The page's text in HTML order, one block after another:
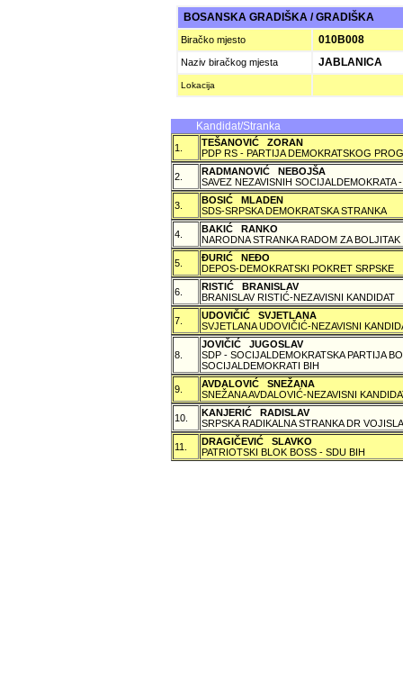
BOSANSKA GRADIŠKA / GRADIŠKA
Biračko mjesto 010B008
Naziv biračkog mjesta JABLANICA
Lokacija
Kandidat/Stranka
1.
TEŠANOVIĆ ZORAN
PDP RS - PARTIJA DEMOKRATSKOG
2.
RADMANOVIĆ NEBOJŠA
SAVEZ NEZAVISNIH SOCIJALDEMOKRATA
3.
BOSIĆ MLADEN
SDS-SRPSKA DEMOKRATSKA STRANKA
4.
BAKIĆ RANKO
NARODNA STRANKA RADOM ZA BOLJITAK
5.
ÐURIĆ NEÐO
DEPOS-DEMOKRATSKI POKRET SRPSKE
6.
RISTIĆ BRANISLAV
BRANISLAV RISTIĆ-NEZAVISNI KANDIDAT
7.
UDOVIČIĆ SVJETLANA
SVJETLANA UDOVIČIĆ-NEZAVISNI
8.
JOVIČIĆ JUGOSLAV
SDP - SOCIJALDEMOKRATSKA PARTIJA
SOCIJALDEMOKRATI BIH
9.
AVDALOVIĆ SNEŽANA
SNEŽANA AVDALOVIĆ-NEZAVISNI
10.
KANJERIĆ RADISLAV
SRPSKA RADIKALNA STRANKA DR
11.
DRAGIČEVIĆ SLAVKO
PATRIOTSKI BLOK BOSS - SDU BIH